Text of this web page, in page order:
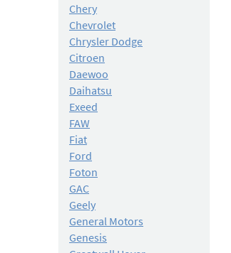
Chery
Chevrolet
Chrysler Dodge
Citroen
Daewoo
Daihatsu
Exeed
FAW
Fiat
Ford
Foton
GAC
Geely
General Motors
Genesis